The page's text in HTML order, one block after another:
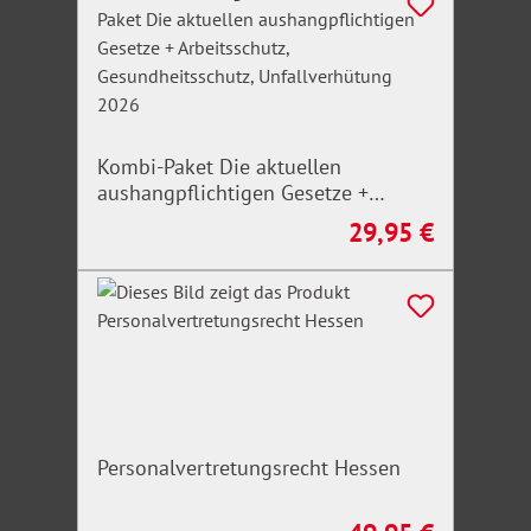
Pflegemanagements, die entsprechende Prozesse
fachlich, organisatorisch und moderierend begleiten.
Optimal zu empfehlen für Studierende der
Studiengänge Sozialmanagement/Sozialwirtschaft,
Kombi-Paket Die aktuellen
aushangpflichtigen Gesetze +
Arbeitsschutz, Gesundheitsschutz,
Regulärer Preis:
29,95 €
Personalvertretungsrecht Hessen